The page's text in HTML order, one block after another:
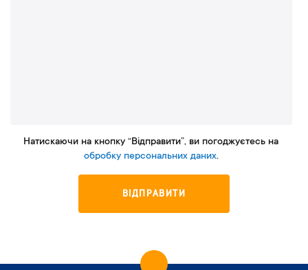
Натискаючи на кнопку “Відправити”, ви погоджуєтесь на
обробку персональних даних.
ВІДПРАВИТИ